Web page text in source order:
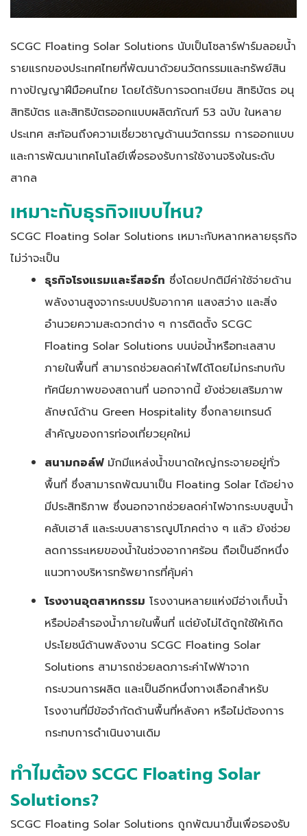
SCGC Floating Solar Solutions นับเป็นโซลาร์ฟาร์มลอยน้ำ
รายแรกของประเทศไทยที่พัฒนาด้วยนวัตกรรมและทรัพย์สิน
ทางปัญญาฝีมือคนไทย โดยได้รับการจดทะเบียน สิทธิบัตร อนุ
สิทธิบัตร และสิทธิบัตรออกแบบผลิตภัณฑ์ 53 ฉบับ ในหลาย
ประเทศ สะท้อนถึงความเชี่ยวชาญด้านนวัตกรรม การออกแบบ
และการพัฒนาเทคโนโลยีเพื่อรองรับการใช้งานจริงในระดับ
สากล
เหมาะกับธุรกิจแบบไหน?
SCGC Floating Solar Solutions เหมาะกับหลากหลายธุรกิจ
ไม่ว่าจะเป็น
ธุรกิจโรงแรมและรีสอร์ท ซึ่งโดยปกติมีค่าใช้จ่ายด้าน
พลังงานสูงจากระบบปรับอากาศ แสงสว่าง และสิ่ง
อำนวยความสะดวกต่าง ๆ การติดตั้ง SCGC
Floating Solar Solutions บนบ่อน้ำหรือทะเลสาบ
ภายในพื้นที่ สามารถช่วยลดค่าไฟได้โดยไม่กระทบกับ
ทัศนียภาพของสถานที่ นอกจากนี้ ยังช่วยเสริมภาพ
ลักษณ์ด้าน Green Hospitality ซึ่งกลายเทรนด์
สำคัญของการท่องเที่ยวยุคใหม่
สนามกอล์ฟมักมีแหล่งน้ำขนาดใหญ่กระจายอยู่ทั่ว
พื้นที่ ซึ่งสามารถพัฒนาเป็น Floating Solar ได้อย่าง
มีประสิทธิภาพ ซึ่งนอกจากช่วยลดค่าไฟจากระบบสูบน้ำ
คลับเฮาส์ และระบบสาธารณูปโภคต่าง ๆ แล้ว ยังช่วย
ลดการระเหยของน้ำในช่วงอากาศร้อน ถือเป็นอีกหนึ่ง
แนวทางบริหารทรัพยากรที่คุ้มค่า
โรงงานอุตสาหกรรม โรงงานหลายแห่งมีอ่างเก็บน้ำ
หรือบ่อสำรองน้ำภายในพื้นที่ แต่ยังไม่ได้ถูกใช้ให้เกิด
ประโยชน์ด้านพลังงาน SCGC Floating Solar
Solutions สามารถช่วยลดภาระค่าไฟฟ้าจาก
กระบวนการผลิต และเป็นอีกหนึ่งทางเลือกสำหรับ
โรงงานที่มีข้อจำกัดด้านพื้นที่หลังคา หรือไม่ต้องการ
กระทบการดำเนินงานเดิม
ทำไมต้อง SCGC Floating Solar
Solutions?
SCGC Floating Solar Solutions ถูกพัฒนาขึ้นเพื่อรองรับ